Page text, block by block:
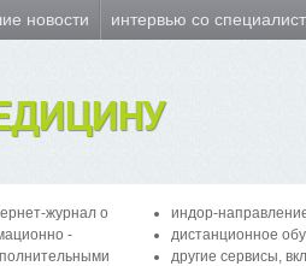
новости интервью со
журнал о
-
индор-
дистанционное
другие сервисы,